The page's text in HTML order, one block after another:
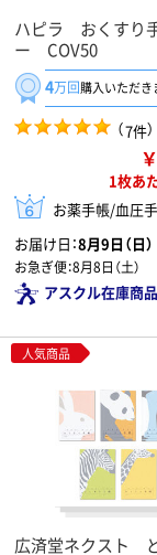
ハピラ おくすり
ー COV50
4万回購入いただき
（7件）
1枚あ
お薬手帳/血圧
お届け日：8月9日（日）
お急ぎ便：8月8日（土）
アスクル在庫商品
人気商品
広済堂ネクスト